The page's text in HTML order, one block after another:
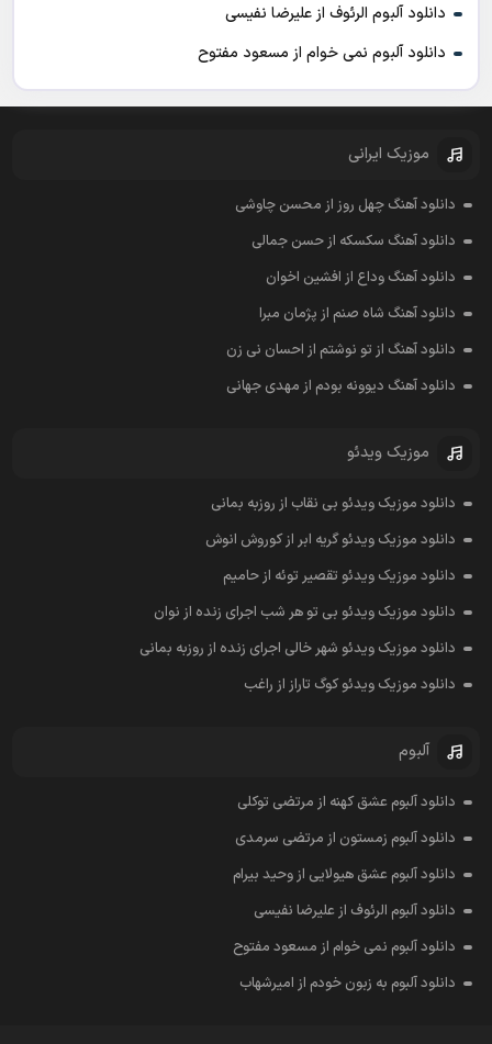
دانلود آلبوم الرئوف از علیرضا نفیسی
دانلود آلبوم نمی خوام از مسعود مفتوح
موزیک ایرانی
دانلود آهنگ چهل روز از محسن چاوشی
دانلود آهنگ سکسکه از حسن جمالی
دانلود آهنگ وداع از افشين اخوان
دانلود آهنگ شاه صنم از پژمان مبرا
دانلود آهنگ از تو نوشتم از احسان نی زن
دانلود آهنگ دیوونه بودم از مهدی جهانی
موزیک ویدئو
دانلود موزیک ویدئو بی نقاب از روزبه بمانی
دانلود موزیک ویدئو گریه ابر از کوروش انوش
دانلود موزیک ویدئو تقصیر توئه از حامیم
دانلود موزیک ویدئو بی تو هر شب اجرای زنده از نوان
دانلود موزیک ویدئو شهر خالی اجرای زنده از روزبه بمانی
دانلود موزیک ویدئو کوگ تاراز از راغب
آلبوم
دانلود آلبوم عشق کهنه از مرتضی توکلی
دانلود آلبوم زمستون از مرتضی سرمدی
دانلود آلبوم عشق هیولایی از وحید بیرام
دانلود آلبوم الرئوف از علیرضا نفیسی
دانلود آلبوم نمی خوام از مسعود مفتوح
دانلود آلبوم به زبون خودم از امیرشهاب